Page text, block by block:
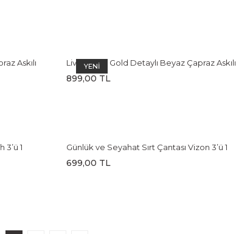
Askılı
YENİ
Livia Kadın Gold Detaylı Beyaz Çapraz Askılı
Omuz Çantası
899,00 TL
3’ü 1
Günlük ve Seyahat Sırt Çantası Vizon 3’ü 1
Ergonomik Tasarım
699,00 TL